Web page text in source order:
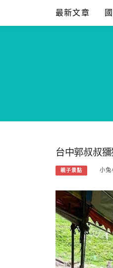
content
最新文章
台中郭叔叔
親子景點 小兔